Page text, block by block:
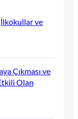
ve
Çıkması ve
Olan